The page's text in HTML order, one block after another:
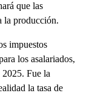
que las
la producción.
impuestos
los asalariados,
2025. Fue la
la tasa de